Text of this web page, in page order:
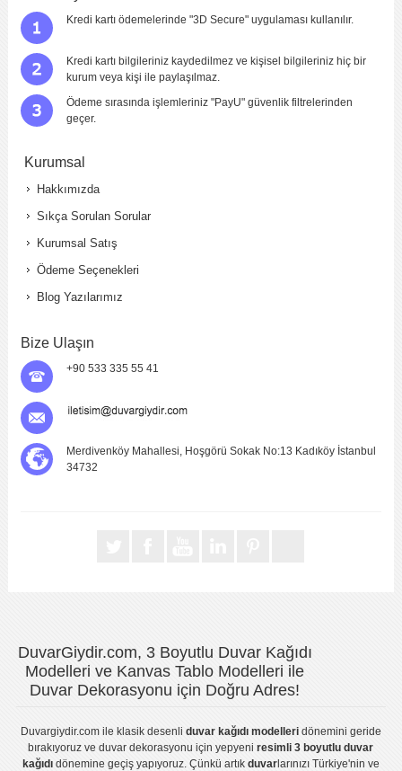
Kredi kartı ödemelerinde "3D Secure" uygulaması kullanılır.
Kredi kartı bilgileriniz kaydedilmez ve kişisel bilgileriniz hiç bir
kurum veya kişi ile paylaşılmaz.
Ödeme sırasında işlemleriniz "PayU" güvenlik filtrelerinden
geçer.
Kurumsal
Hakkımızda
Sıkça Sorulan Sorular
Kurumsal Satış
Ödeme Seçenekleri
Blog Yazılarımız
Bize Ulaşın
+90 533 335 55 41
Merdivenköy Mahallesi, Hoşgörü Sokak No:13 Kadıköy İstanbul
34732
DuvarGiydir.com, 3 Boyutlu Duvar Kağıdı
Modelleri ve Kanvas Tablo Modelleri ile
Duvar Dekorasyonu için Doğru Adres!
Duvargiydir.comile klasik desenli duvar kağıdı modelleridönemini geride
bırakıyoruz veduvar dekorasyonu için yepyeniresimli 3 boyutlu duvar
kağıdıdönemine geçiş yapıyoruz. Çünkü artık duvarlarınızı Türkiye'nin ve